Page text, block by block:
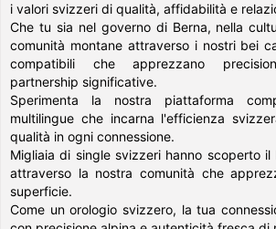
i valori svizzeri di qualità, affidabilità e
Che tu sia nel governo di Berna, nella
comunità montane attraverso i nostri bei
compatibili che apprezzano
partnership significative.
Sperimenta la nostra piattaforma
multilingue che incarna l'efficienza
qualità in ogni connessione.
Migliaia di single svizzeri hanno scoperto
attraverso la nostra comunità che
superficie.
Come un orologio svizzero, la tua